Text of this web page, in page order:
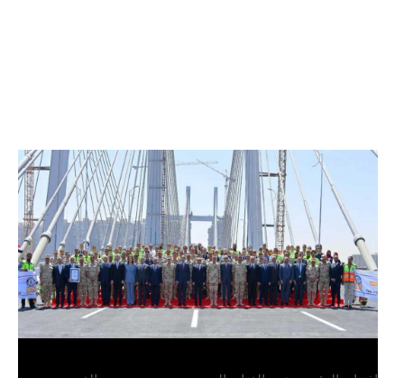
الرئيس عبد الفتاح السيسي يفتتح محور روض الفرج
وكوبري تحيا مصر